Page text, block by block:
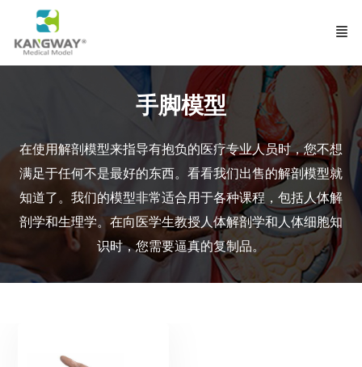
手脚模型
在使用解剖模型来指导有抱负的医疗专业人员时，您不想
满足于任何不是最好的东西。看看我们出售的解剖模型就
知道了。我们的模型非常适合用于各种课程，包括人体解
剖学和生理学。在向医学生教授人体解剖学和人体细胞知
识时，您需要逼真的复制品。